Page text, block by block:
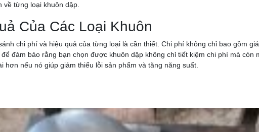
về từng loại khuôn dập.
Của Các Loại Khuôn
chi phí và hiệu quả của từng loại là cần thiết. Chi phí không chỉ bao gồm
đảm bảo rằng bạn chọn được khuôn dập không chỉ tiết kiệm chi phí mà
nếu nó giúp giảm thiểu lỗi sản phẩm và tăng năng suất.